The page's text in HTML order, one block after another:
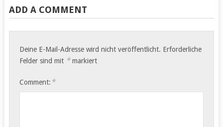
ADD A COMMENT
Deine E-Mail-Adresse wird nicht veröffentlicht. Erforderliche
Felder sind mit *markiert
Comment: *